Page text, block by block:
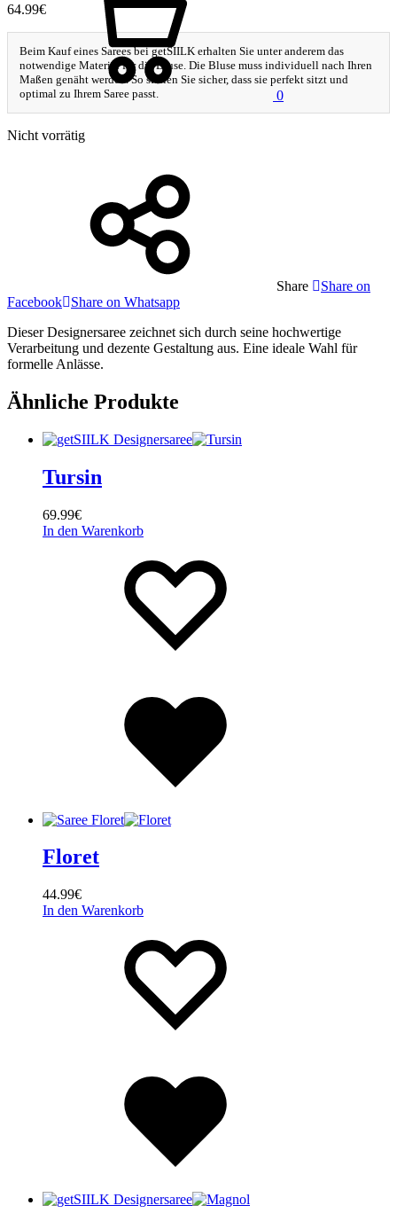
0
64.99€
Beim Kauf eines Sarees bei getSIILK erhalten Sie unter anderem das
notwendige Material für die Bluse. Die Bluse muss individuell nach Ihren
Maßen genäht werden. So stellen Sie sicher, dass sie perfekt sitzt und
optimal zu Ihrem Saree passt.
Nicht vorrätig
Share
Share on
Facebook
Share on Whatsapp
Dieser Designersaree zeichnet sich durch seine hochwertige
Verarbeitung und dezente Gestaltung aus. Eine ideale Wahl für
formelle Anlässe.
Ähnliche Produkte
Tursin
69.99€
In den Warenkorb
Floret
44.99€
In den Warenkorb